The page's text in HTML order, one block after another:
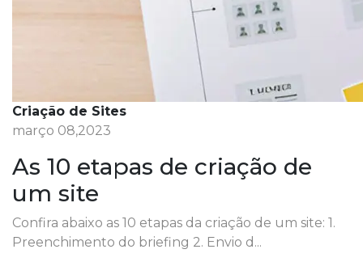
Criação de Sites
março 08,2023
As 10 etapas de criação de
um site
Confira abaixo as 10 etapas da criação de um site: 1.
Preenchimento do briefing 2. Envio d...